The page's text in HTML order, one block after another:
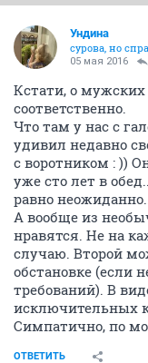
Ундинa
сурова, но
05 мая 2016
Кстати, о мужских
соответственно.
Что там у нас с
удивил недавно
с воротником : ))
уже сто лет в
равно
А вообще из
нравятся. Не на
случаю. Второй
обстановке (если
требований). В
исключительных
Симпатично, по
ОТВЕТИТЬ